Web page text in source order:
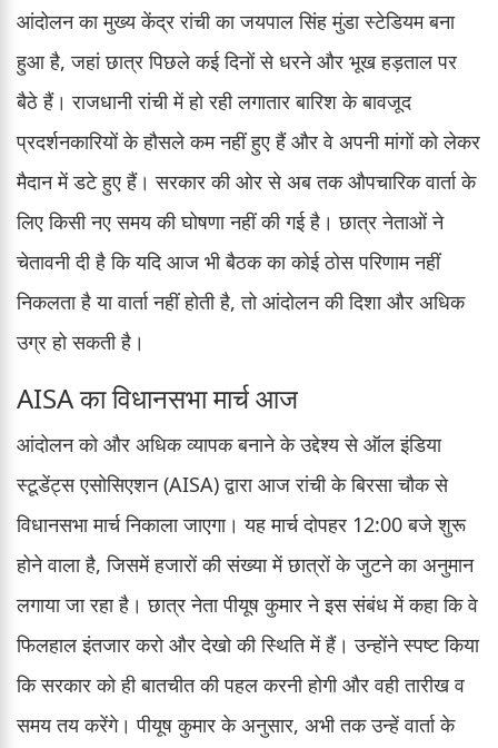
आंदोलन का मुख्य केंद्र रांची का जयपाल सिंह मुंडा स्टेडियम बना
हुआ है, जहां छात्र पिछले कई दिनों से धरने और भूख हड़ताल पर
बैठे हैं। राजधानी रांची में हो रही लगातार बारिश के बावजूद
प्रदर्शनकारियों के हौसले कम नहीं हुए हैं और वे अपनी मांगों को लेकर
मैदान में डटे हुए हैं। सरकार की ओर से अब तक औपचारिक वार्ता के
लिए किसी नए समय की घोषणा नहीं की गई है। छात्र नेताओं ने
चेतावनी दी है कि यदि आज भी बैठक का कोई ठोस परिणाम नहीं
निकलता है या वार्ता नहीं होती है, तो आंदोलन की दिशा और अधिक
उग्र हो सकती है।
AISA का विधानसभा मार्च आज
आंदोलन को और अधिक व्यापक बनाने के उद्देश्य से ऑल इंडिया
स्टूडेंट्स एसोसिएशन (AISA) द्वारा आज रांची के बिरसा चौक से
विधानसभा मार्च निकाला जाएगा। यह मार्च दोपहर 12:00 बजे शुरू
होने वाला है, जिसमें हजारों की संख्या में छात्रों के जुटने का अनुमान
लगाया जा रहा है। छात्र नेता पीयूष कुमार ने इस संबंध में कहा कि वे
फिलहाल इंतजार करो और देखो की स्थिति में हैं। उन्होंने स्पष्ट किया
कि सरकार को ही बातचीत की पहल करनी होगी और वही तारीख व
समय तय करेंगे। पीयूष कुमार के अनुसार, अभी तक उन्हें वार्ता के